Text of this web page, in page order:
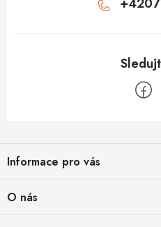
p
a
Informace pro vás
Obchodní podmínky
O nás